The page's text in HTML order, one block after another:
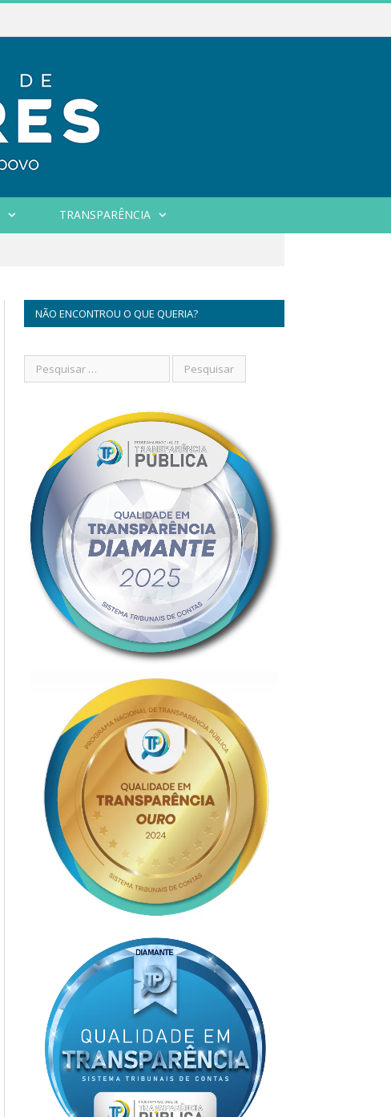
TRANSPARÊNCIA
NÃO ENCONTROU O QUE QUERIA?